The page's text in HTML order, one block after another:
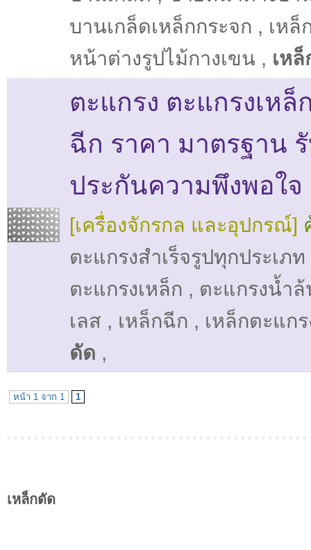
บานเกล็ดเหล็กกระจก , เหล็
หน้าต่างรูปไม้กางเขน , เห
ตะแกรง ตะแกรงเหล็
ฉีก ราคา มาตรฐาน
ประกันความพึงพอใจ
[เครื่องจักรกล และอุปกรณ์]
ตะแกรงสำเร็จรูปทุกประเภท
ตะแกรงเหล็ก , ตะแกรงน้ำ
เลส , เหล็กฉีก , เหล็กตะแกร
ดัด ,
หน้า 1 จาก 1 1
เหล็กดัด